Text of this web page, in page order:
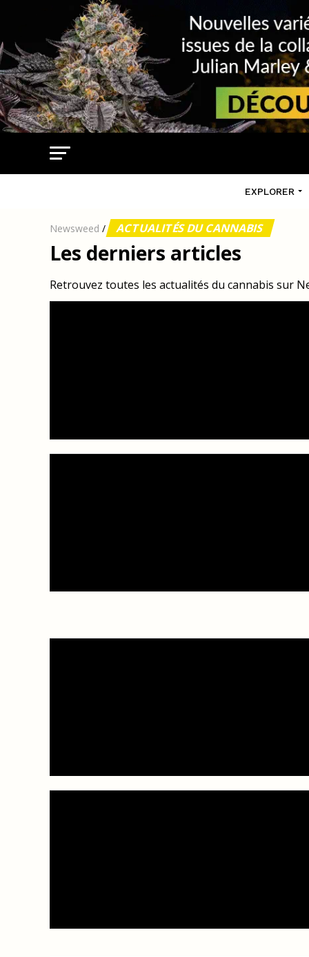
EXPLORER
Newsweed / ACTUALITÉS DU CANNABIS
Les derniers articles
Retrouvez toutes les actualités du cannabis sur